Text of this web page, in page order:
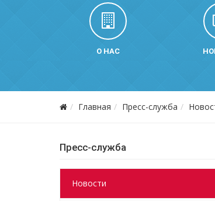
О НАС
Главная Пресс-служба
Пресс-служба
Новости